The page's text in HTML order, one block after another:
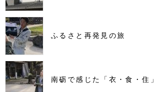
ふるさと再発見の旅
南砺で感じた「衣・食・住」